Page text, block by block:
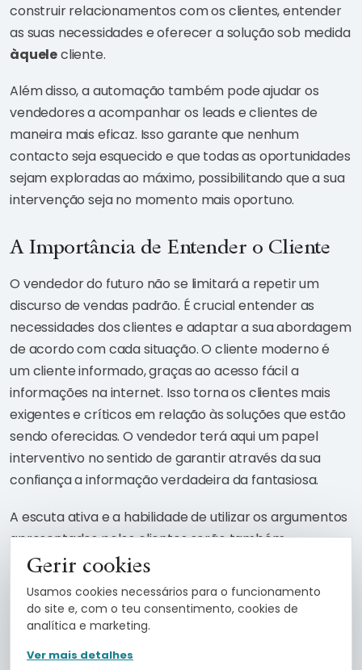
construir relacionamentos com os clientes, entender
as suas necessidades e oferecer a solução sob medida
àquelecliente.
Além disso, a automação também pode ajudar os
vendedores a acompanhar os leads e clientes de
maneira mais eficaz. Isso garante que nenhum
contacto seja esquecido e que todas as oportunidades
sejam exploradas ao máximo, possibilitando que a sua
intervenção seja no momento mais oportuno.
A Importância de Entender o Cliente
O vendedor do futuro não se limitará a repetir um
discurso de vendas padrão. É crucial entender as
necessidades dos clientes e adaptar a sua abordagem
de acordo com cada situação. O cliente moderno é
um cliente informado, graças ao acesso fácil a
informações na internet. Isso torna os clientes mais
exigentes e críticos em relação às soluções que estão
sendo oferecidas. O vendedor terá aqui um papel
interventivo no sentido de garantir através da sua
confiança a informação verdadeira da fantasiosa.
A escuta ativa e a habilidade de utilizar os argumentos
apresentados pelos clientes serão também
fundamentais para fechar as vendas com sucesso.
Quando um cliente percebe que as suas necessidades
foram compreendidas e que a solução proposta vai de
encontro a essas necessidades, a probabilidade de
concretizar a venda aumenta significativamente.
Gerir cookies
Usamos cookies necessários para o funcionamento
do site e, com o teu consentimento, cookies de
analítica e marketing.
Ver mais detalhes